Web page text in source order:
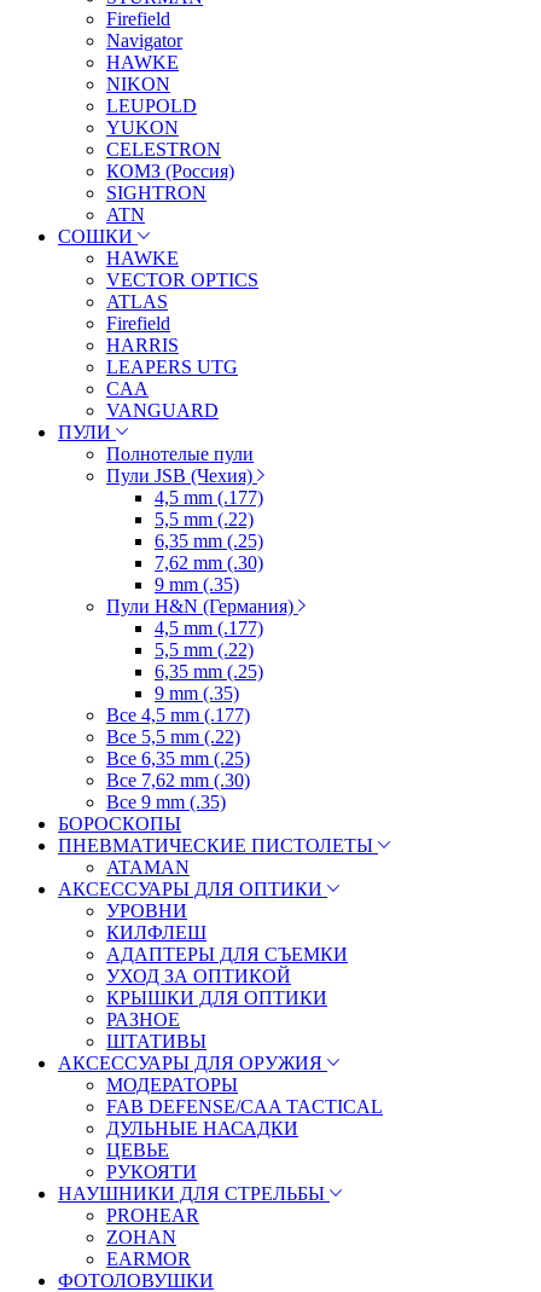
Firefield
Navigator
HAWKE
NIKON
LEUPOLD
YUKON
CELESTRON
КОМЗ (Россия)
SIGHTRON
ATN
СОШКИ
HAWKE
VECTOR OPTICS
ATLAS
Firefield
HARRIS
LEAPERS UTG
CAA
VANGUARD
ПУЛИ
Полнотелые пули
Пули JSB (Чехия)
4,5 mm (.177)
5,5 mm (.22)
6,35 mm (.25)
7,62 mm (.30)
9 mm (.35)
Пули H&N (Германия)
4,5 mm (.177)
5,5 mm (.22)
6,35 mm (.25)
9 mm (.35)
Все 4,5 mm (.177)
Все 5,5 mm (.22)
Все 6,35 mm (.25)
Все 7,62 mm (.30)
Все 9 mm (.35)
БОРОСКОПЫ
ПНЕВМАТИЧЕСКИЕ ПИСТОЛЕТЫ
ATAMAN
АКСЕССУАРЫ ДЛЯ ОПТИКИ
УРОВНИ
КИЛФЛЕШ
АДАПТЕРЫ ДЛЯ СЪЕМКИ
УХОД ЗА ОПТИКОЙ
КРЫШКИ ДЛЯ ОПТИКИ
РАЗНОЕ
ШТАТИВЫ
АКСЕССУАРЫ ДЛЯ ОРУЖИЯ
МОДЕРАТОРЫ
FAB DEFENSE/CAA TACTICAL
ДУЛЬНЫЕ НАСАДКИ
ЦЕВЬЕ
РУКОЯТИ
НАУШНИКИ ДЛЯ СТРЕЛЬБЫ
PROHEAR
ZOHAN
EARMOR
ФОТОЛОВУШКИ